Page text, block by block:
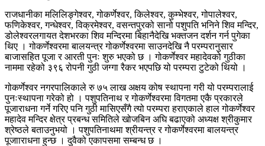
राजधानीका मलिलिङ्गेश्वर, गोकर्णेश्वर, किलेश्वर, कुम्भेश्वर, गोपालेश्वर,
फणिकेश्वर, गन्धेश्वर, विक्रमेश्वर, वसन्तपुरको सानो पशुपति भनिने शिव मन्दिर,
डोलेश्वरलगायत देशभरका शिव मन्दिरमा बिहानैदेखि भक्तजन दर्शन गर्न पुगेका
थिए । गोकर्णेश्वरमा बालयन्त्र गोकर्णेश्वरमा साउनदेखि नै परम्परानुसार
बाजासहित पूजा र आरती पुनः शुरु भएको छ । गोकर्णेश्वर महादेवको गुठीका
नाममा रहेको ३९६ रोपनी गुठी जग्गा रैकर भएपछि यो परम्परा टुटेको थियो ।
गोकर्णेश्वर नगरपालिकाले रु ७५ लाख अक्षय कोष स्थापना गरी यो परम्परालाई
पुनःस्थापना गरेको हो । पशुपतिनाथ र गोकर्णेश्वरमा विगतमा एकै प्रकारले
पूजाराधना गर्ने गरिए पनि गुठी मासिएसँगै त्यो परम्परा हराएकाले हाल गोकर्णेश्वर
महादेव मन्दिर क्षेत्र प्रबन्ध समितिले खोजबिन अघि बढाएको अध्यक्ष श्रीकुमार
श्रेष्ठले बताउनुभयो । पशुपतिनाथमा श्रीयन्त्र र गोकर्णेश्वरमा बालयन्त्र
पूजााराधना हुन्छ । दुवैको एकापसमा सम्बन्ध छ ।